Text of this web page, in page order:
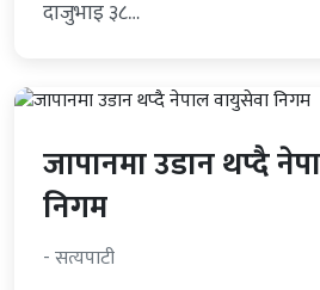
दाजुभाइ ३८…
जापानमा उडान थप्दै
निगम
- सत्यपाटी